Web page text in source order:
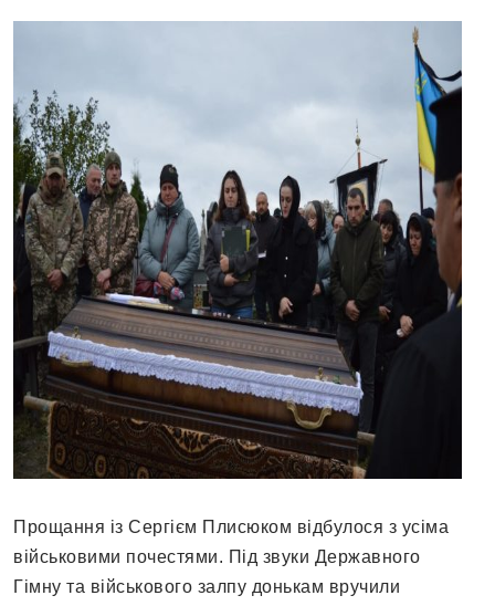
Прощання із Сергієм Плисюком відбулося з усіма
військовими почестями. Під звуки Державного
Гімну та військового залпу донькам вручили